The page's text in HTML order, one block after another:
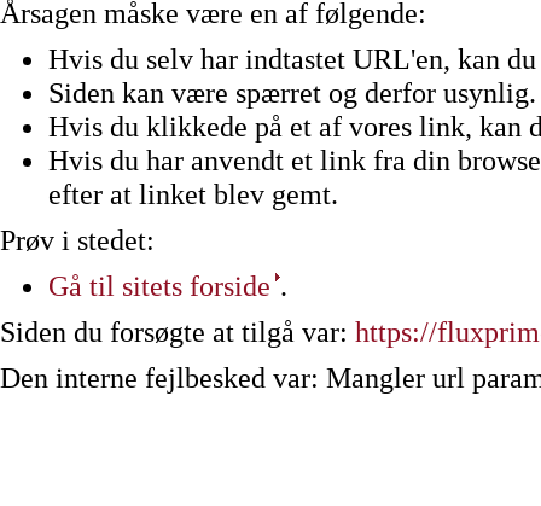
Årsagen måske være en af følgende:
Hvis du selv har indtastet URL'en, kan
Siden kan være spærret og derfor usynlig.
Hvis du klikkede på et af vores link, kan
Hvis du har anvendt et link fra din
efter at linket blev gemt.
Prøv i stedet:
Gå til sitets forside .
Siden du forsøgte at tilgå var: https://
Den interne fejlbesked var: Mangler url